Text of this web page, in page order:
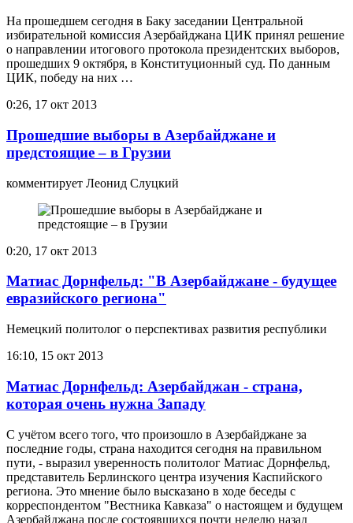
На прошедшем сегодня в Баку заседании Центральной
избирательной комиссия Азербайджана ЦИК принял решение
о направлении итогового протокола президентских выборов,
прошедших 9 октября, в Конституционный суд. По данным
ЦИК, победу на них …
0:26, 17 окт 2013
Прошедшие выборы в Азербайджане и
предстоящие – в Грузии
комментирует Леонид Слуцкий
0:20, 17 окт 2013
Матиас Дорнфельд: "В Азербайджане - будущее
евразийского региона"
Немецкий политолог о перспективах развития республики
16:10, 15 окт 2013
Матиас Дорнфельд: Азербайджан - страна,
которая очень нужна Западу
С учётом всего того, что произошло в Азербайджане за
последние годы, страна находится сегодня на правильном
пути, - выразил уверенность политолог Матиас Дорнфельд,
представитель Берлинского центра изучения Каспийского
региона. Это мнение было высказано в ходе беседы с
корреспондентом "Вестника Кавказа" о настоящем и будущем
Азербайджана после состоявшихся почти неделю назад